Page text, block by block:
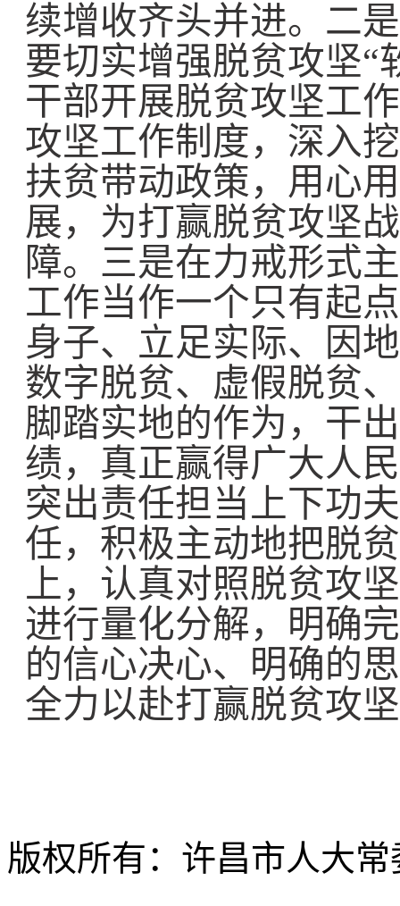
续增收齐头并进。二
要切实增强脱贫攻坚“
干部开展脱贫攻坚工
攻坚工作制度，深入
扶贫带动政策，用心
展，为打赢脱贫攻坚
障。三是在力戒形式
工作当作一个只有起
身子、立足实际、因
数字脱贫、虚假脱贫
脚踏实地的作为，干
绩，真正赢得广大人
突出责任担当上下功
任，积极主动地把脱
上，认真对照脱贫攻
进行量化分解，明确
的信心决心、明确的
全力以赴打赢脱贫攻
版权所有：许昌市人大